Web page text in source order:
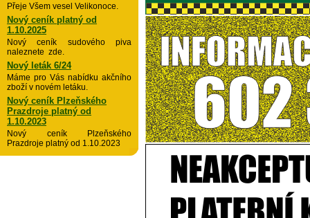
Přeje Všem vesel Velikonoce.
Nový ceník platný od
1.10.2025
Nový ceník sudového piva
naleznete zde.
Nový leták 6/24
Máme pro Vás nabídku akčního
zboží v novém letáku.
Nový ceník Plzeňského
Prazdroje platný od
1.10.2023
Nový ceník Plzeňského
Prazdroje platný od 1.10.2023